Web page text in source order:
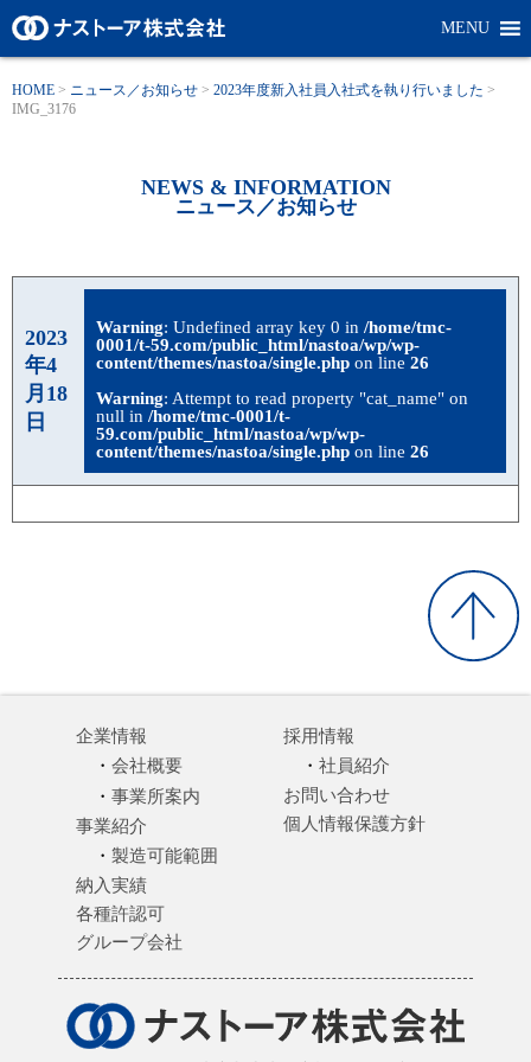
MENU
HOME > ニュース／お知らせ > 2023年度新入社員入社式を執り行いました >
IMG_3176
NEWS & INFORMATION
ニュース／お知らせ
2023
年4
月18
日
Warning: Undefined array key 0 in /home/tmc-
0001/t-59.com/public_html/nastoa/wp/wp-
content/themes/nastoa/single.phpon line 26
Warning: Attempt to read property "cat_name" on
null in /home/tmc-0001/t-
59.com/public_html/nastoa/wp/wp-
content/themes/nastoa/single.phpon line 26
企業情報
会社概要
事業所案内
事業紹介
製造可能範囲
納入実績
各種許認可
グループ会社
採用情報
社員紹介
お問い合わせ
個人情報保護方針